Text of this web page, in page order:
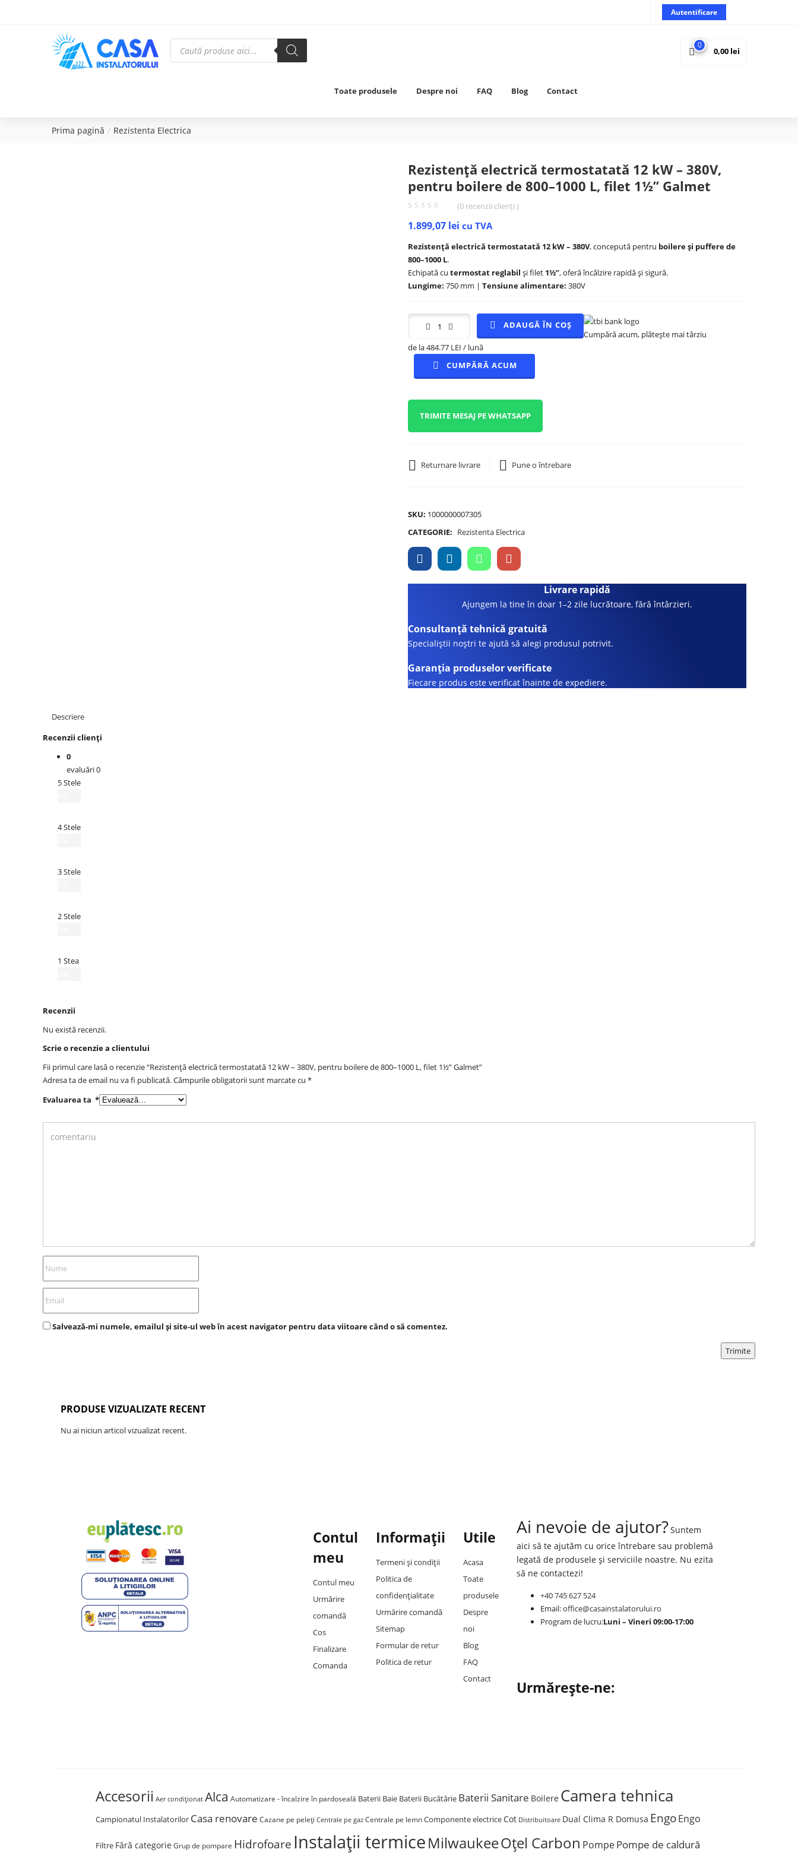
Autentificare
0
0,00 lei
Toate produsele Despre noi FAQ Blog Contact
Prima pagină Rezistenta Electrica
Rezistență electrică termostatată 12 kW – 380V,
pentru boilere de 800–1000 L, filet 1½” Galmet
(0 recenzii clienți )
1.899,07 lei cu TVA
Rezistență electrică termostatată 12 kW – 380V, concepută pentru boilere și puffere de
800–1000 L.
Echipată cu termostat reglabil și filet 1½”, oferă încălzire rapidă și sigură.
Lungime: 750 mm | Tensiune alimentare: 380V
ADAUGĂ ÎN COȘ
Cumpără acum, plătește mai târziu
de la 484.77 LEI / lună
CUMPĂRĂ ACUM
TRIMITE MESAJ PE WHATSAPP
Returnare livrare Pune o întrebare
SKU: 1000000007305
CATEGORIE: Rezistenta Electrica
Livrare rapidă
Ajungem la tine în doar 1–2 zile lucrătoare, fără întârzieri.
Consultanță tehnică gratuită
Specialiștii noștri te ajută să alegi produsul potrivit.
Garanția produselor verificate
Fiecare produs este verificat înainte de expediere.
Descriere
Recenzii clienți
0
evaluări 0
5 Stele
4 Stele
3 Stele
2 Stele
1 Stea
Recenzii
Nu există recenzii.
Scrie o recenzie a clientului
Fii primul care lasă o recenzie “Rezistență electrică termostatată 12 kW – 380V, pentru boilere de 800–1000 L, filet 1½” Galmet”
Adresa ta de email nu va fi publicată.Câmpurile obligatorii sunt marcate cu *
Evaluarea ta *
Salvează-mi numele, emailul și site-ul web în acest navigator pentru data viitoare când o să comentez.
PRODUSE VIZUALIZATE RECENT
Nu ai niciun articol vizualizat recent.
Contul
meu
Contul meu
Urmărire
comandă
Cos
Finalizare
Comanda
Informații
Termeni și condiții
Politica de
confidențialitate
Urmărire comandă
Sitemap
Formular de retur
Politica de retur
Utile
Acasa
Toate
produsele
Despre
noi
Blog
FAQ
Contact
Ai nevoie de ajutor?Suntem
aici să te ajutăm cu orice întrebare sau problemă
legată de produsele și serviciile noastre. Nu ezita
să ne contactezi!
+40 745 627 524
Email:office@casainstalatorului.ro
Program de lucru:Luni – Vineri 09:00-17:00
Urmărește-ne:
Accesorii Aer condiționat Alca Automatizare - încalzire în pardoseală Baterii Baie Baterii Bucătărie Baterii Sanitare Boilere Camera tehnica
Campionatul Instalatorilor Casa renovare Cazane pe peleți Centrale pe gaz Centrale pe lemn Componente electrice Cot Distribuitoare Dual Clima R Domusa Engo Engo
Filtre Fără categorie Grup de pompare Hidrofoare Instalații termiceMilwaukeeOțel Carbon Pompe Pompe de caldură